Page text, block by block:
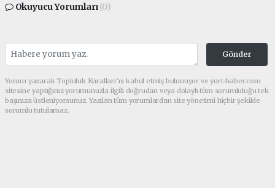
Okuyucu Yorumları(0)
Gönder
Yorum yazarak Topluluk Kuralları’nı kabul etmiş bulunuyor ve yurt-haber.com
sitesine yaptığınız yorumunuzla ilgili doğrudan veya dolaylı tüm sorumluluğu tek
başınıza üstleniyorsunuz. Yazılan tüm yorumlardan site yönetimi hiçbir şekilde
sorumlu tutulamaz.